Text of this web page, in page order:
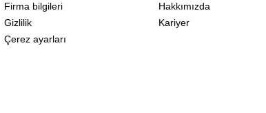
Firma bilgileri
Gizlilik
Çerez ayarları
Hakkımızda
Kariyer